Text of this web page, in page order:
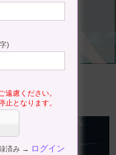
)
遠慮ください。
止となります。
済み → ログイン